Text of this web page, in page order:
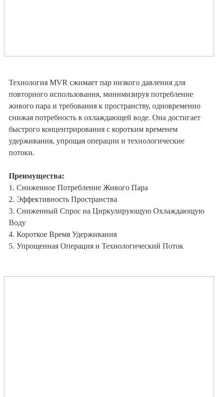
Технология MVR сжимает пар низкого давления для
повторного использования, минимизируя потребление
живого пара и требования к пространству, одновременно
снижая потребность в охлаждающей воде. Она достигает
быстрого концентрирования с коротким временем
удерживания, упрощая операции и технологические
потоки.
Преимущества:
1. Сниженное Потребление Живого Пара
2. Эффективность Пространства
3. Сниженный Спрос на Циркулирующую Охлаждающую
Воду
4. Короткое Время Удерживания
5. Упрощенная Операция и Технологический Поток